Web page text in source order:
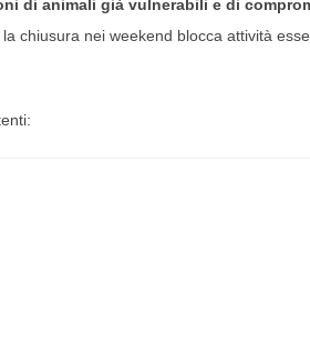
di animali già vulnerabili e di
chiusura nei weekend blocca attività